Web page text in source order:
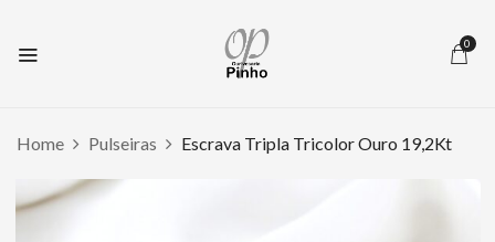
0
Home Pulseiras Escrava Tripla Tricolor Ouro 19,2Kt